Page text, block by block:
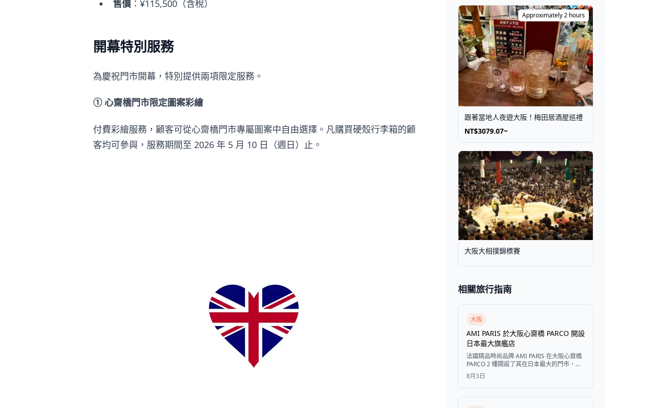
售價 ：¥115,500（含稅）
開幕特別服務
為慶祝門市開幕，特別提供兩項限定服務。
① 心齋橋門市限定圖案彩繪
付費彩繪服務，顧客可從心齋橋門市專屬圖案中自由選擇。凡購買硬殼行李箱的顧
客均可參與，服務期間至 2026 年 5 月 10 日（週日）止。
Approximately 2 hours
跟著當地人夜遊大阪！梅田居酒屋巡禮
NT$3079.07~
大阪大相撲錦標賽
相關旅行指南
大阪
AMI PARIS 於大阪心齋橋 PARCO 開設
日本最大旗艦店
法國精品時尚品牌 AMI PARIS 在大阪心齋橋
PARCO 2 樓開設了其在日本最大的門市，佔
地 154 平方公尺，店內陳列 2026 秋冬系列
以及各式男女服飾與配件。
8月3日